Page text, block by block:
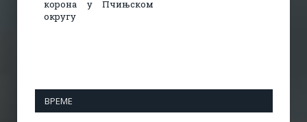
корона у Пчињском
округу
ВРЕМЕ